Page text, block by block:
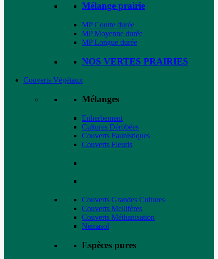
Mélange prairie
MP Courte durée
MP Moyenne durée
MP Longue durée
NOS VERTES PRAIRIES
Couverts Végétaux
Mélanges
Enherbement
Cultures Dérobées
Couverts Faunistiques
Couverts Fleuris
Couverts Grandes Cultures
Couverts Mellifères
Couverts Méthanisation
Nemasol
Espèces pures